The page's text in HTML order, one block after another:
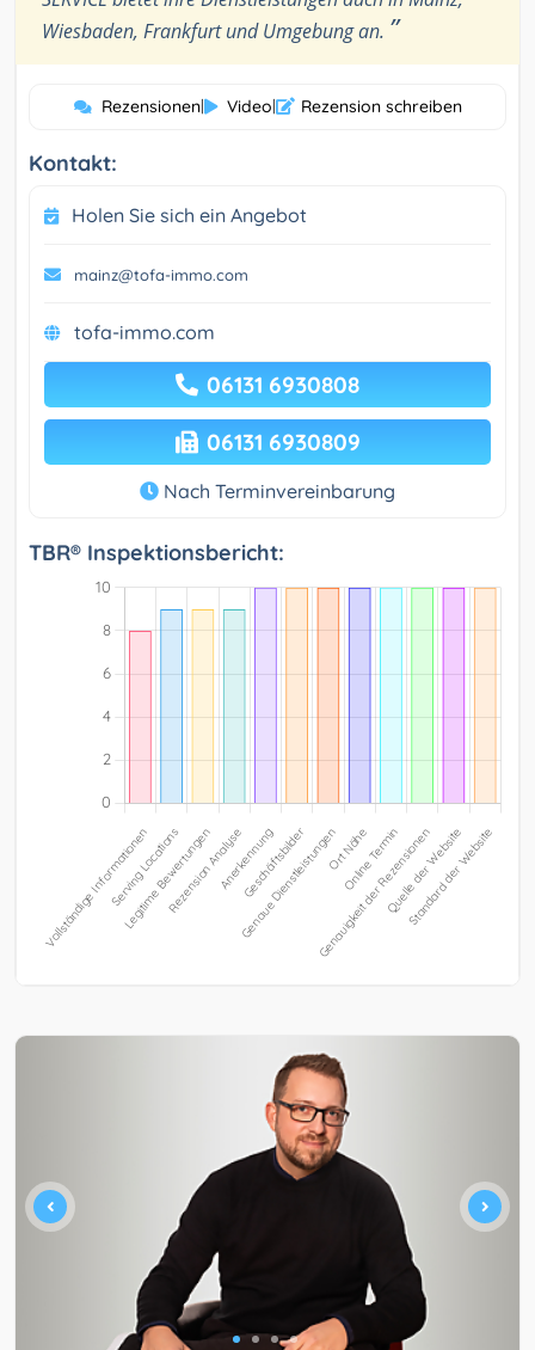
Wiesbaden, Frankfurt und Umgebung an. ”
Rezensionen| Video| Rezension schreiben
Kontakt:
Holen Sie sich ein Angebot
mainz@tofa-immo.com
tofa-immo.com
06131 6930808
06131 6930809
Nach Terminvereinbarung
TBR® Inspektionsbericht: